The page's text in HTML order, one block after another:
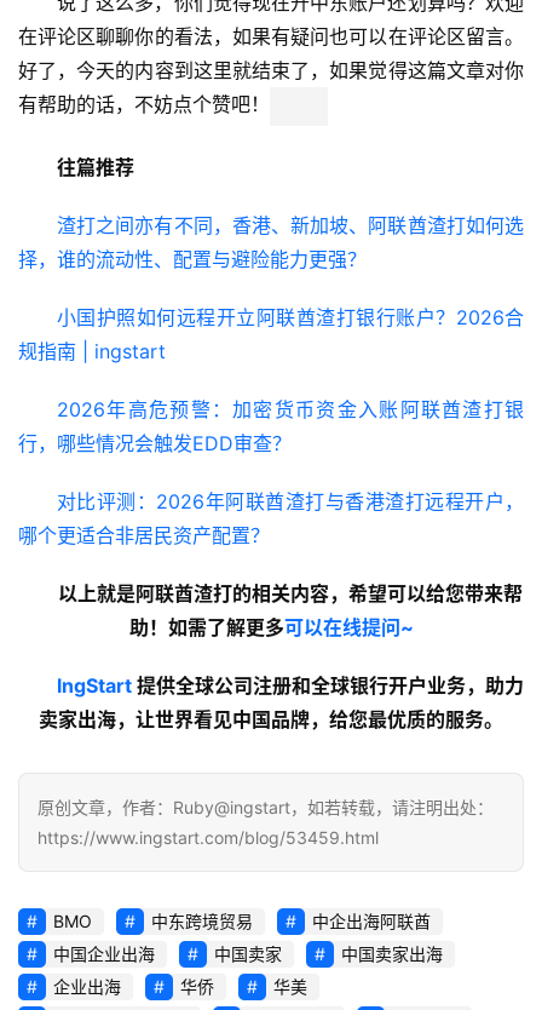
球
金
融
答
社
合
作
专
在评论区聊聊你的看法，如果有疑问也可以在评论区留言。
好了，今天的内容到这里就结束了，如果觉得这篇文章对你
有帮助的话，不妨点个赞吧！
往篇推荐
渣打之间亦有不同，香港、新加坡、阿联酋渣打如何选
择，谁的流动性、配置与避险能力更强？
小国护照如何远程开立阿联酋渣打银行账户？2026合
规指南 | ingstart
2026年高危预警：加密货币资金入账阿联酋渣打银
行，哪些情况会触发EDD审查？
对比评测：2026年阿联酋渣打与香港渣打远程开户，
哪个更适合非居民资产配置？
以上就是阿联酋渣打的相关内容，希望可以给您带来帮
助！如需了解更多可以在线提问~
lngStart 提供全球公司注册和全球银行开户业务，助力
卖家出海，让世界看见中国品牌，给您最优质的服务。
原创文章，作者：Ruby@ingstart，如若转载，请注明出处：
https://www.ingstart.com/blog/53459.html
BMO 中东跨境贸易
中企出海阿联酋
中国企业出海
中国卖家
中国卖家出海
企业出海
华侨
华美